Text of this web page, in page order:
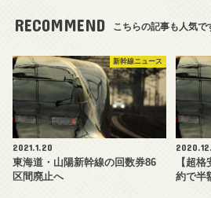
RECOMMEND こちらの記事も人気で
新幹線ニュース
2021.1.20
東海道・山陽新幹線の回数券86
区間廃止へ
【超
約で半